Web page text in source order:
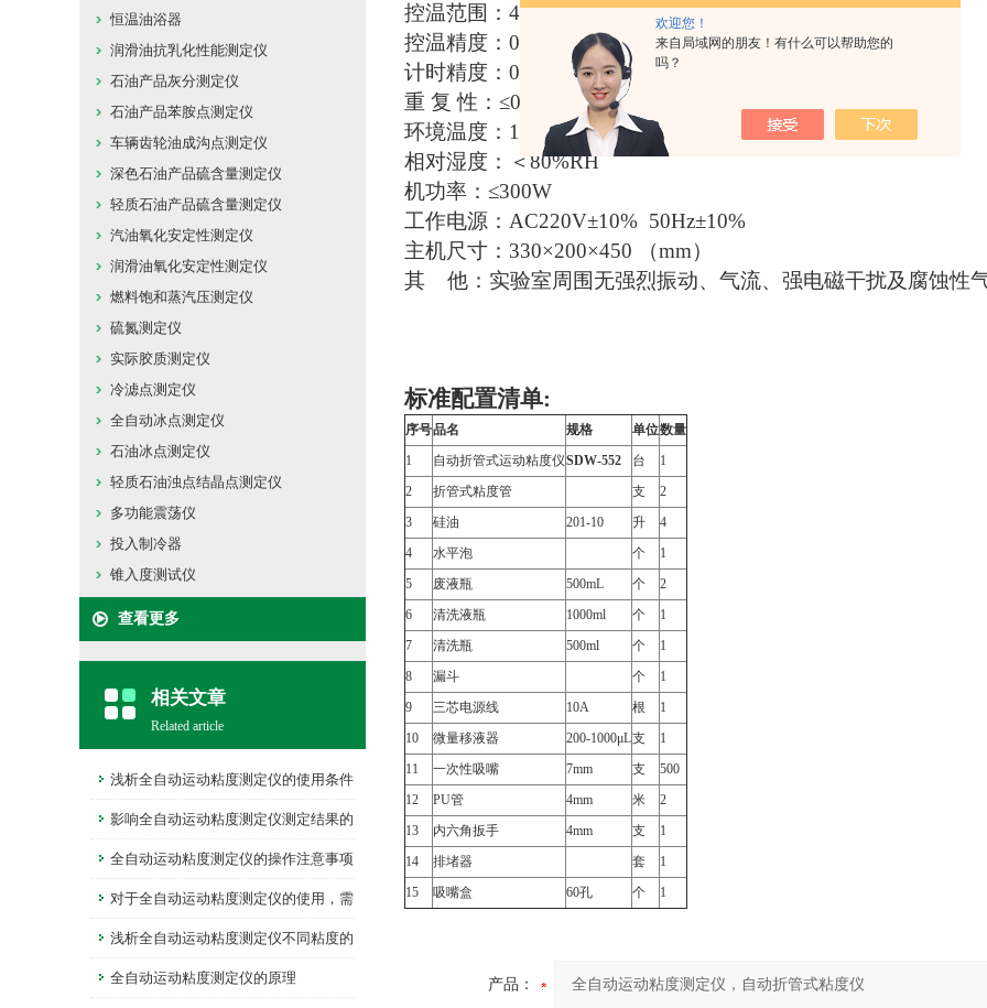
欢迎您！
来自局域网的朋友！有什么可以帮助您的
吗？
恒温油浴器
润滑油抗乳化性能测定仪
石油产品灰分测定仪
石油产品苯胺点测定仪
车辆齿轮油成沟点测定仪
深色石油产品硫含量测定仪
轻质石油产品硫含量测定仪
汽油氧化安定性测定仪
润滑油氧化安定性测定仪
燃料饱和蒸汽压测定仪
硫氮测定仪
实际胶质测定仪
冷滤点测定仪
全自动冰点测定仪
石油冰点测定仪
轻质石油浊点结晶点测定仪
多功能震荡仪
投入制冷器
锥入度测试仪
查看更多
相关文章
Related article
浅析全自动运动粘度测定仪的使用条件
影响全自动运动粘度测定仪测定结果的
主要因素有哪些？
全自动运动粘度测定仪的操作注意事项
可要记住了！
对于全自动运动粘度测定仪的使用，需
要注意些什么？
浅析全自动运动粘度测定仪不同粘度的
测定方法
全自动运动粘度测定仪的原理
控温范围：40～100℃
控温精度：0.01℃
计时精度：0.01S
重 复 性：≤0.68%
环境温度：10～28℃
相对湿度：＜80%RH
机功率：≤300W
工作电源：AC220V±10% 50Hz±10%
主机尺寸：330×200×450 （mm）
其 他：实验室周围无强烈振动、气流、强电磁干扰及腐蚀性
标准配置清单:
序号品名 规格 单位数量
1
自动折管式运动粘度仪SDW-552 台
1
2
折管式粘度管 支
2
3
硅油 201-10 升
4
4
水平泡 个
1
5
废液瓶 500mL 个
2
6
清洗液瓶 1000ml 个
1
7
清洗瓶 500ml 个
1
8
漏斗 个
1
9
三芯电源线 10A 根
1
10
微量移液器 200-1000μL支
1
11
一次性吸嘴 7mm 支
500
12
PU管 4mm 米
2
13
内六角扳手 4mm 支
1
14
排堵器 套
1
15
吸嘴盒 60孔 个 1
产品：